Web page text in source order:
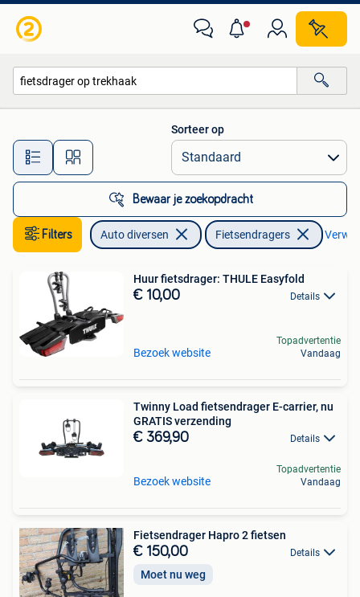
Alle afstanden…
Sorteer op
Bewaar je zoekopdracht
Filters Auto diversen Fietsendragers
Huur fietsdrager: THULE Easyfold
€ 10,00 Details
Bezoek website
Topadvertentie
Vandaag
Twinny Load fietsendrager E-carrier, nu
GRATIS verzending
€ 369,90 Details
Bezoek website
Topadvertentie
Vandaag
Fietsendrager Hapro 2 fietsen
€ 150,00 Details
Moet nu weg